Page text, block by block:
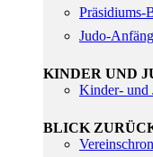
Präsidiums-
Judo-
KINDER UND
Kinder- und
BLICK